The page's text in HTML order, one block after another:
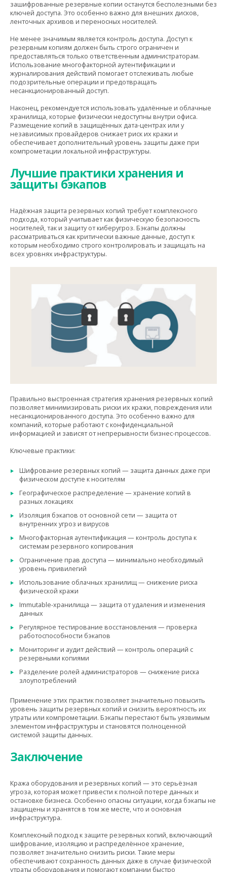
зашифрованные резервные копии останутся бесполезными без
ключей доступа. Это особенно важно для внешних дисков,
ленточных архивов и переносных носителей.
Не менее значимым является контроль доступа. Доступ к
резервным копиям должен быть строго ограничен и
предоставляться только ответственным администраторам.
Использование многофакторной аутентификации и
журналирования действий помогает отслеживать любые
подозрительные операции и предотвращать
несанкционированный доступ.
Наконец, рекомендуется использовать удалённые и облачные
хранилища, которые физически недоступны внутри офиса.
Размещение копий в защищённых дата-центрах или у
независимых провайдеров снижает риск их кражи и
обеспечивает дополнительный уровень защиты даже при
компрометации локальной инфраструктуры.
Лучшие практики хранения и
защиты бэкапов
Надёжная защита резервных копий требует комплексного
подхода, который учитывает как физическую безопасность
носителей, так и защиту от киберугроз. Бэкапы должны
рассматриваться как критически важные данные, доступ к
которым необходимо строго контролировать и защищать на
всех уровнях инфраструктуры.
Правильно выстроенная стратегия хранения резервных копий
позволяет минимизировать риски их кражи, повреждения или
несанкционированного доступа. Это особенно важно для
компаний, которые работают с конфиденциальной
информацией и зависят от непрерывности бизнес-процессов.
Ключевые практики:
Шифрование резервных копий — защита данных даже при
физическом доступе к носителям
Географическое распределение — хранение копий в
разных локациях
Изоляция бэкапов от основной сети — защита от
внутренних угроз и вирусов
Многофакторная аутентификация — контроль доступа к
системам резервного копирования
Ограничение прав доступа — минимально необходимый
уровень привилегий
Использование облачных хранилищ — снижение риска
физической кражи
Immutable-хранилища — защита от удаления и изменения
данных
Регулярное тестирование восстановления — проверка
работоспособности бэкапов
Мониторинг и аудит действий — контроль операций с
резервными копиями
Разделение ролей администраторов — снижение риска
злоупотреблений
Применение этих практик позволяет значительно повысить
уровень защиты резервных копий и снизить вероятность их
утраты или компрометации. Бэкапы перестают быть уязвимым
элементом инфраструктуры и становятся полноценной
системой защиты данных.
Заключение
Кража оборудования и резервных копий — это серьёзная
угроза, которая может привести к полной потере данных и
остановке бизнеса. Особенно опасны ситуации, когда бэкапы не
защищены и хранятся в том же месте, что и основная
инфраструктура.
Комплексный подход к защите резервных копий, включающий
шифрование, изоляцию и распределённое хранение,
позволяет значительно снизить риски. Такие меры
обеспечивают сохранность данных даже в случае физической
утраты оборудования и помогают компании быстро